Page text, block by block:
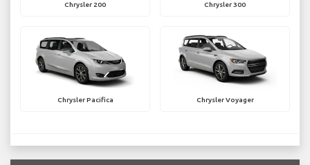
Chrysler 200 Chrysler 300
Chrysler Pacifica Chrysler Voyager